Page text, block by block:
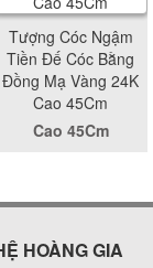
Tượng Cóc Ngậm
Tiền Đế Cóc Bằng
Đồng Mạ Vàng 24K
Cao 45Cm
Cao 45Cm
HOÀNG GIA